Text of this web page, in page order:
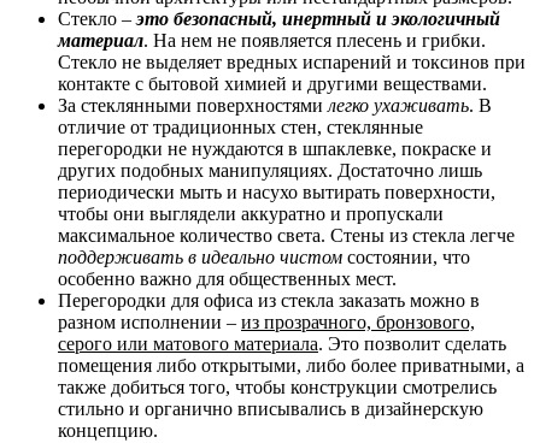
Стекло –это безопасный, инертный и экологичный
материал. На нем не появляется плесень и грибки.
Стекло не выделяет вредных испарений и токсинов при
контакте с бытовой химией и другими веществами.
За стеклянными поверхностями легко ухаживать. В
отличие от традиционных стен, стеклянные
перегородки не нуждаются в шпаклевке, покраске и
других подобных манипуляциях. Достаточно лишь
периодически мыть и насухо вытирать поверхности,
чтобы они выглядели аккуратно и пропускали
максимальное количество света. Стены из стекла легче
поддерживать в идеально чистом состоянии, что
особенно важно для общественных мест.
Перегородки для офиса из стекла заказать можно в
разном исполнении – из прозрачного, бронзового,
серого или матового материала. Это позволит сделать
помещения либо открытыми, либо более приватными, а
также добиться того, чтобы конструкции смотрелись
стильно и органично вписывались в дизайнерскую
концепцию.